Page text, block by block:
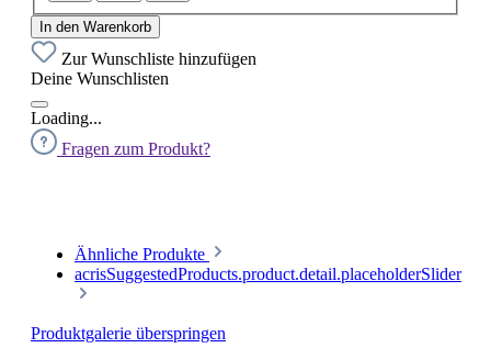
In den Warenkorb
Zur Wunschliste hinzufügen
Deine Wunschlisten
Loading...
Fragen zum Produkt?
Ähnliche Produkte
acrisSuggestedProducts.product.detail.placeholderSlider
Produktgalerie überspringen